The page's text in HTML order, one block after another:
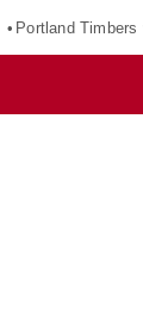
Portland Timbers